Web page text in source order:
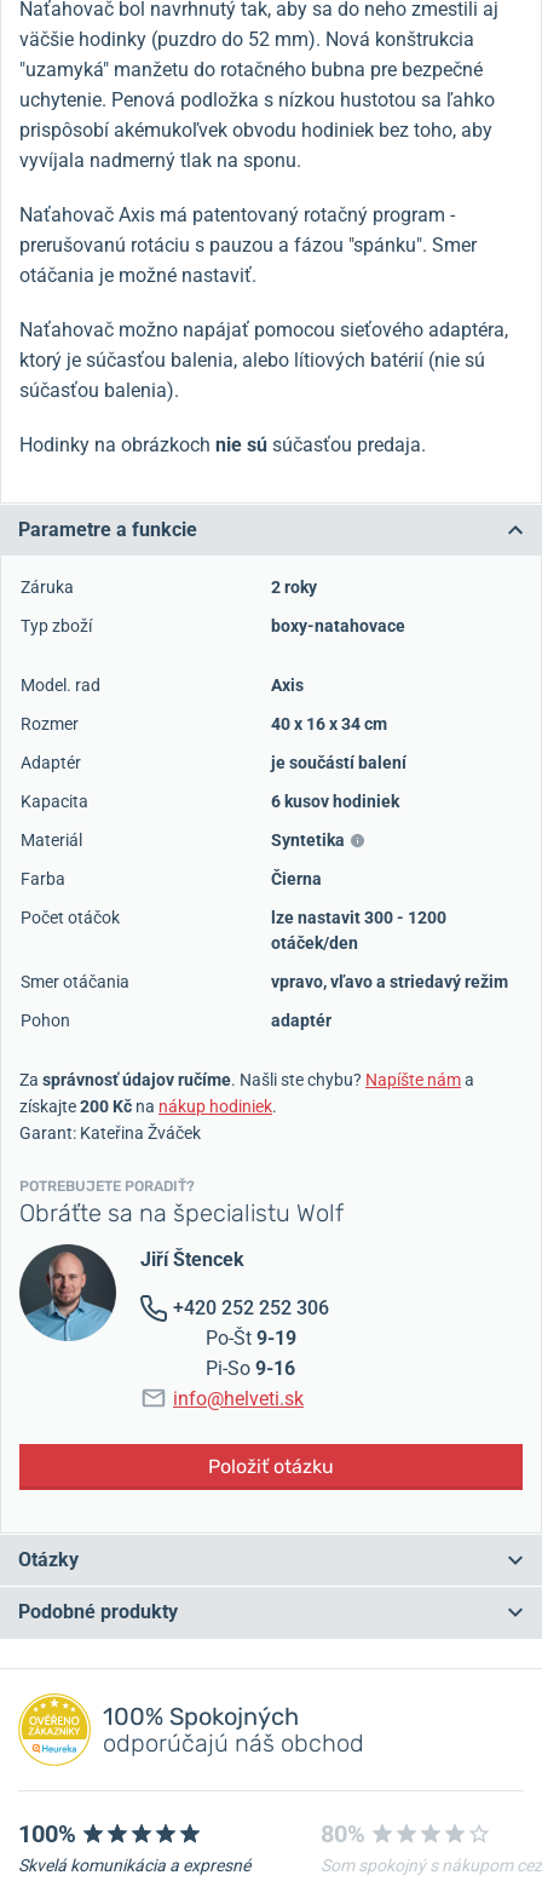
Naťahovač bol navrhnutý tak, aby sa do neho zmestili aj
väčšie hodinky (puzdro do 52 mm). Nová konštrukcia
"uzamyká" manžetu do rotačného bubna pre bezpečné
uchytenie. Penová podložka s nízkou hustotou sa ľahko
prispôsobí akémukoľvek obvodu hodiniek bez toho, aby
vyvíjala nadmerný tlak na sponu.
Naťahovač Axis má patentovaný rotačný program -
prerušovanú rotáciu s pauzou a fázou "spánku". Smer
otáčania je možné nastaviť.
Naťahovač možno napájať pomocou sieťového adaptéra,
ktorý je súčasťou balenia, alebo lítiových batérií (nie sú
súčasťou balenia).
Hodinky na obrázkoch nie sú súčasťou predaja.
Parametre a funkcie
Záruka
2 roky
Typ zboží
boxy-natahovace
Model. rad
Axis
Rozmer
40 x 16 x 34 cm
Adaptér
je součástí balení
Kapacita
6 kusov hodiniek
Materiál
Syntetika
Farba
Čierna
Počet otáčok
lze nastavit 300 - 1200
otáček/den
Smer otáčania
vpravo, vľavo a striedavý režim
Pohon
adaptér
Za správnosť údajov ručíme. Našli ste chybu? Napíšte náma
získajte200 Kč na nákup hodiniek.
Garant: Kateřina Žváček
POTREBUJETE PORADIŤ?
Obráťte sa na špecialistu Wolf
Jiří Štencek
+420 252 252 306
Po-Št 9-19
Pi-So 9-16
info@helveti.sk
Položiť otázku
Otázky
Máte otázku? Zanechajte nám komentár
Pridať dotaz
Podobné produkty
100% Spokojných
odporúčajú náš obchod
100%
Skvelá komunikácia a expresné
80%
Som spokojný s nákupom cez